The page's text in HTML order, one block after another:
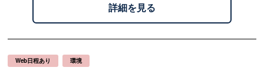
詳細を見る
Web日程あり 環境